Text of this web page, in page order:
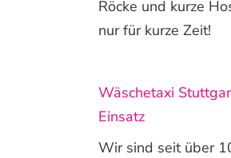
Röcke und kurze
nur für kurze Zeit!
Wäschetaxi
Einsatz
Wir sind seit über